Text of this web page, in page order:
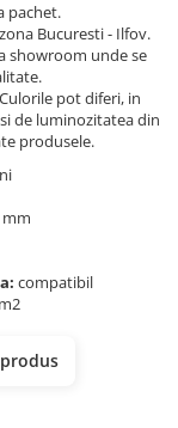
pachet.
Bucuresti - Ilfov.
showroom unde se
pot diferi, in
de luminozitatea din
produsele.
mm
compatibil